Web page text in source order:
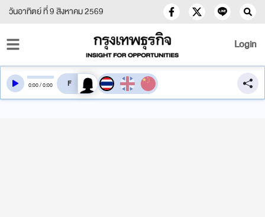
วันอาทิตย์ ที่ 9 สิงหาคม 2569
Login
0:00/0:00 สลับเสียงอ่าน